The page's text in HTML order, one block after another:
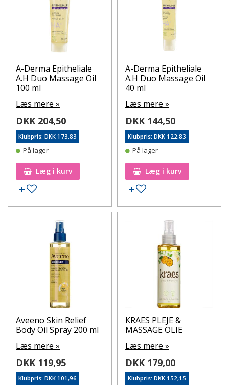
A-Derma Epitheliale
A.H Duo Massage Oil
100 ml
Læs mere »
DKK 204,50
Klubpris: DKK 173,83
På lager
Læg i kurv
Tilføj til ønskeseddel
A-Derma Epitheliale
A.H Duo Massage Oil
40 ml
Læs mere »
DKK 144,50
Klubpris: DKK 122,83
På lager
Læg i kurv
Tilføj til ønskeseddel
Aveeno Skin Relief
Body Oil Spray 200 ml
Læs mere »
DKK 119,95
Klubpris: DKK 101,96
KRAES PLEJE &
MASSAGE OLIE
Læs mere »
DKK 179,00
Klubpris: DKK 152,15